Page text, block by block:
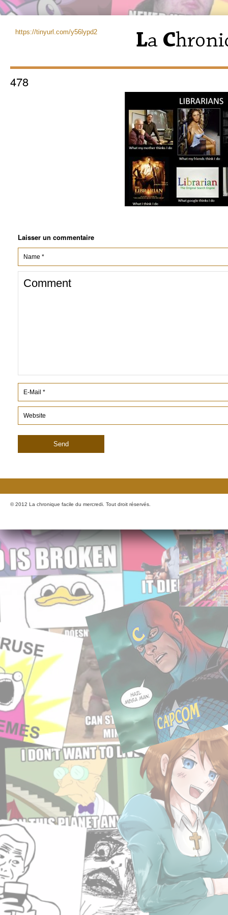
https://tinyurl.com/y56lypd2
478
Laisser un commentaire
© 2012 La chronique facile du mercredi. Tout droit réservés.